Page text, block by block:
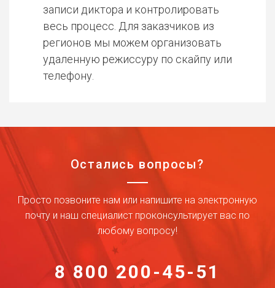
записи диктора и контролировать
весь процесс. Для заказчиков из
регионов мы можем организовать
удаленную режиссуру по скайпу или
телефону.
Остались вопросы?
Просто позвоните нам или напишите на электронную
почту и наш специалист проконсультирует вас по
любому вопросу!
8 800 200-45-51